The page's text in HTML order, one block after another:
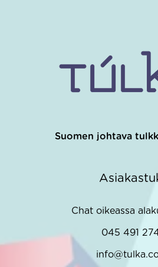
Suomen johtava
Chat oikeassa
045 491